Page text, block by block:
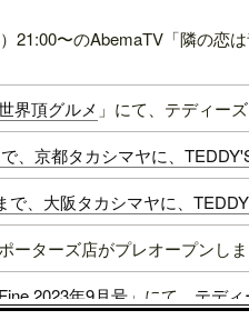
21:00〜のAbemaTV「隣の恋
界頂グルメ 」にて、テディー
、京都タカシマヤに、
で、大阪タカシマヤに、
ーターズ店がプレオープンしま
Fine 2023年9月号 」にて、 テデ